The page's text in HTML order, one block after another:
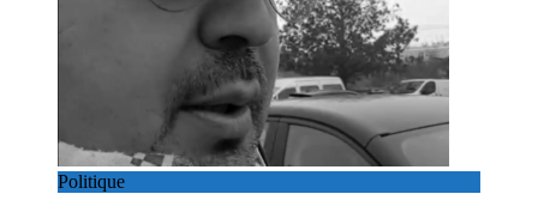
Politique